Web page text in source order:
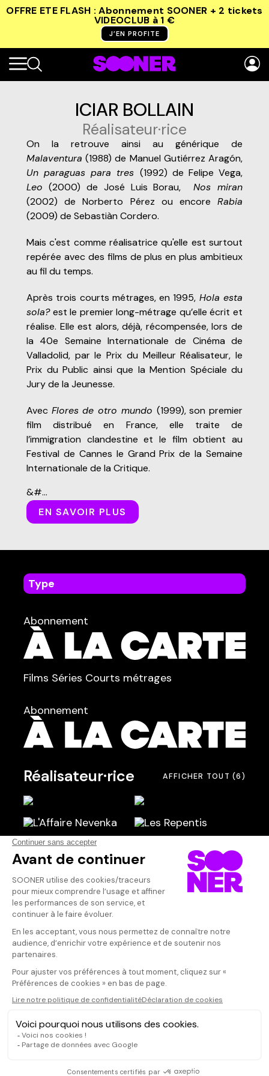
OFFRE ETE FLASH : Abonnement SOONER + 2 tickets
VIDEOCLUB à 1 €
J’EN PROFITE
ICIAR BOLLAIN
Réalisateur·rice
On la retrouve ainsi au générique de
Malaventura (1988) de Manuel Gutiérrez Aragón,
Un paraguas para tres (1992) de Felipe Vega,
Leo (2000) de José Luis Borau,
Nos miran
(2002) de Norberto Pérez ou encore Rabia
(2009) de Sebastiàn Cordero.
Mais c'est comme réalisatrice qu'elle est surtout
repérée avec des films de plus en plus ambitieux
au fil du temps.
Après trois courts métrages, en 1995, Hola esta
sola?est le premier long-métrage qu’elle écrit et
réalise. Elle est alors, déjà, récompensée, lors de
la 40e Semaine Internationale de Cinéma de
Valladolid, par le Prix du Meilleur Réalisateur, le
Prix du Public ainsi que la Mention Spéciale du
Jury de la Jeunesse.
Avec Flores de otro mundo (1999), son premier
film distribué en France, elle traite de
l’immigration clandestine et le film obtient au
Festival de Cannes le Grand Prix de la Semaine
Internationale de la Critique.
&#...
EN SAVOIR PLUS
Type
Abonnement
Films Séries Courts métrages
Abonnement
Réalisateur·rice AFFICHER TOUT (6)
Scénariste AFFICHER TOUT(4)
Qui sommes-nous ?
Dispo dans l'abonnement
Actionnaires
Mentions légales
Données personnelles - Cookies
FAQ
CGV-CGU
Ne manquez pas les nouveautés,